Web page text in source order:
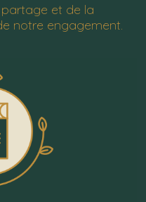
partage et de la
notre engagement.